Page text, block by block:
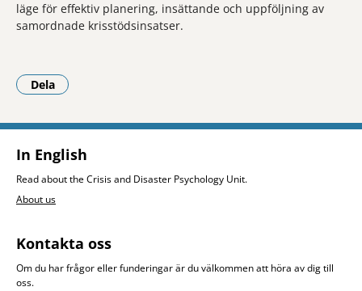
läge för effektiv planering, insättande och uppföljning av
samordnade krisstödsinsatser.
Dela
- Klicka för att öppna delningsalternativ.
In English
Read about the Crisis and Disaster Psychology Unit.
About us
Kontakta oss
Om du har frågor eller funderingar är du välkommen att höra av dig till
oss.